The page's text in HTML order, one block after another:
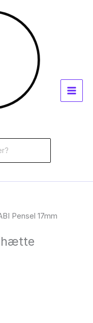
Pensel 17mm
hætte